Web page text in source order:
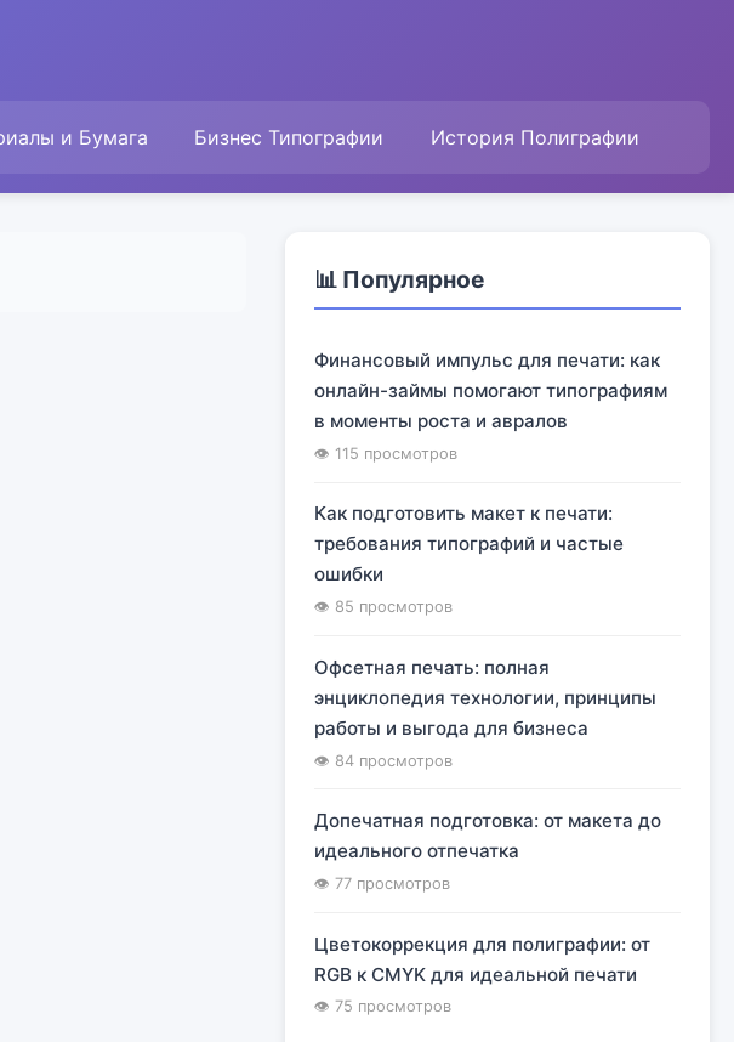
и Бумага Бизнес Типографии История Полиграфии
📊 Популярное
Финансовый импульс для печати: как
онлайн-займы помогают типографиям
в моменты роста и авралов
👁 115 просмотров
Как подготовить макет к печати:
требования типографий и частые
ошибки
👁 85 просмотров
Офсетная печать: полная
энциклопедия технологии, принципы
работы и выгода для бизнеса
👁 84 просмотров
Допечатная подготовка: от макета до
идеального отпечатка
👁 77 просмотров
Цветокоррекция для полиграфии: от
RGB к CMYK для идеальной печати
👁 75 просмотров